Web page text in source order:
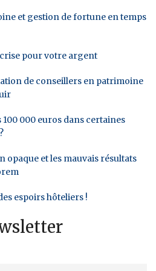
et gestion de fortune en temps
pour votre argent
de conseillers en patrimoine
000 euros dans certaines
opaque et les mauvais résultats
espoirs hôteliers !